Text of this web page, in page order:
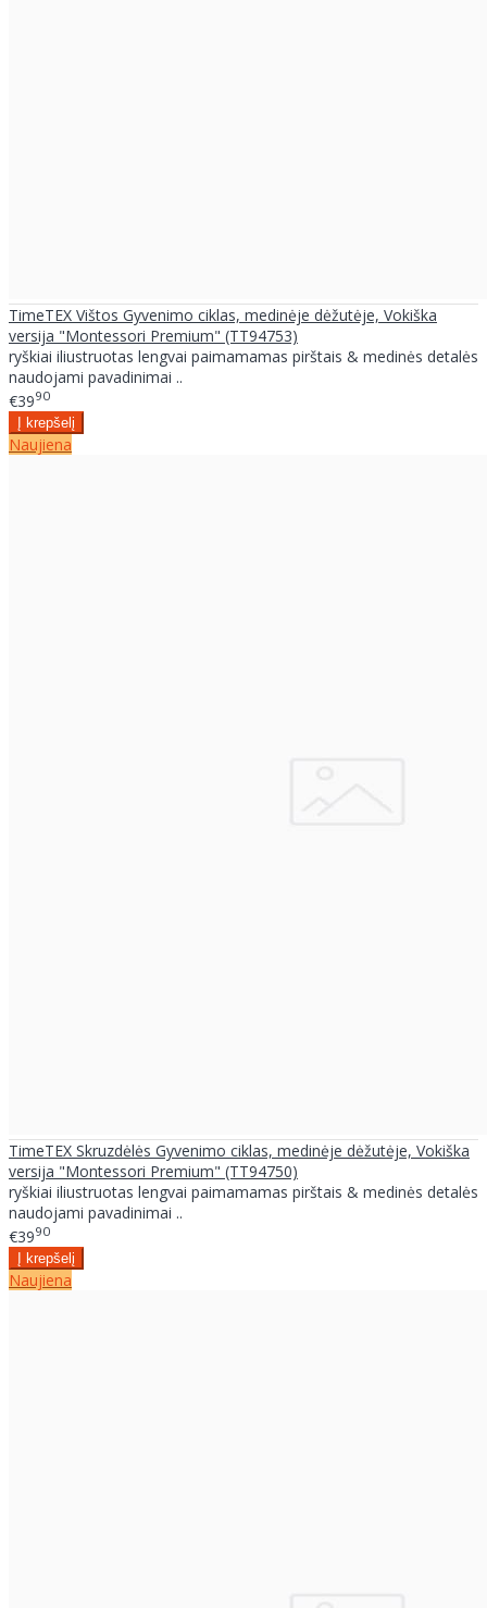
TimeTEX Vištos Gyvenimo ciklas, medinėje dėžutėje, Vokiška
versija "Montessori Premium" (TT94753)
ryškiai iliustruotas lengvai paimamamas pirštais & medinės detalės
naudojami pavadinimai ..
€3990
Naujiena
TimeTEX Skruzdėlės Gyvenimo ciklas, medinėje dėžutėje, Vokiška
versija "Montessori Premium" (TT94750)
ryškiai iliustruotas lengvai paimamamas pirštais & medinės detalės
naudojami pavadinimai ..
€3990
Naujiena